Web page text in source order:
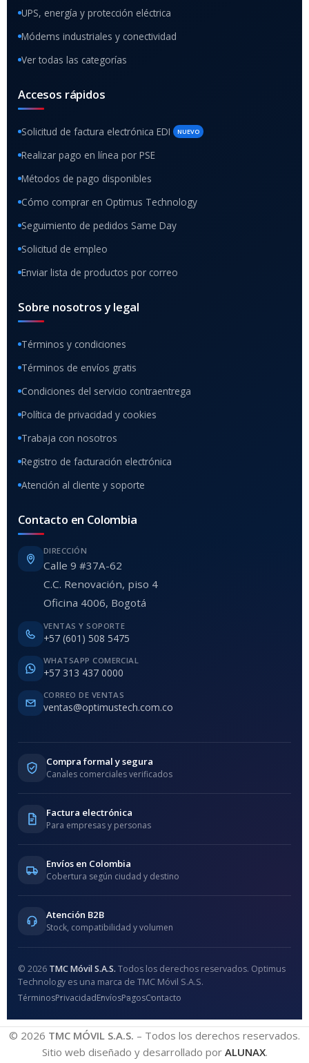
UPS, energía y protección eléctrica
Módems industriales y conectividad
Ver todas las categorías
Accesos rápidos
Solicitud de factura electrónica EDI NUEVO
Realizar pago en línea por PSE
Métodos de pago disponibles
Cómo comprar en Optimus Technology
Seguimiento de pedidos Same Day
Solicitud de empleo
Enviar lista de productos por correo
Sobre nosotros y legal
Términos y condiciones
Términos de envíos gratis
Condiciones del servicio contraentrega
Política de privacidad y cookies
Trabaja con nosotros
Registro de facturación electrónica
Atención al cliente y soporte
Contacto en Colombia
DIRECCIÓN
Calle 9 #37A-62
C.C. Renovación, piso 4
Oficina 4006, Bogotá
VENTAS Y SOPORTE
+57 (601) 508 5475
WHATSAPP COMERCIAL
+57 313 437 0000
CORREO DE VENTAS
ventas@optimustech.com.co
Compra formal y segura
Canales comerciales verificados
Factura electrónica
Para empresas y personas
Envíos en Colombia
Cobertura según ciudad y destino
Atención B2B
Stock, compatibilidad y volumen
© 2026 TMC Móvil S.A.S. Todos los derechos reservados. Optimus
Technology es una marca de TMC Móvil S.A.S.
TérminosPrivacidadEnvíosPagosContacto
© 2026 TMC MÓVIL S.A.S. – Todos los derechos reservados.
Sitio web diseñado y desarrollado por ALUNAX.